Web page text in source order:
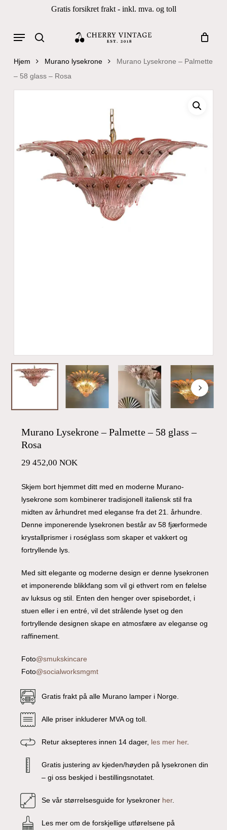
content
Gratis forsikret frakt - inkl. mva. og toll
Products search
Menu
Hjem Murano lysekrone
Murano Lysekrone – Palmette
– 58 glass – Rosa
Murano Lysekrone – Palmette – 58 glass –
Rosa
29 452,00 NOK
Skjem bort hjemmet ditt med en moderne Murano-
lysekrone som kombinerer tradisjonell italiensk stil fra
midten av århundret med eleganse fra det 21. århundre.
Denne imponerende lysekronen består av 58 fjærformede
krystallprismer i roséglass som skaper et vakkert og
fortryllende lys.
Med sitt elegante og moderne design er denne lysekronen
et imponerende blikkfang som vil gi ethvert rom en følelse
av luksus og stil. Enten den henger over spisebordet, i
stuen eller i en entré, vil det strålende lyset og den
fortryllende designen skape en atmosfære av eleganse og
raffinement.
Foto@smukskincare
Foto@socialworksmgmt
Gratis frakt på alle Murano lamper i Norge.
Alle priser inkluderer MVA og toll.
Retur aksepteres innen 14 dager, les mer her.
Gratis justering av kjeden/høyden på lysekronen din
– gi oss beskjed i bestillingsnotatet.
Se vår størrelsesguide for lysekronerher.
Les mer om de forskjellige utførelsene på